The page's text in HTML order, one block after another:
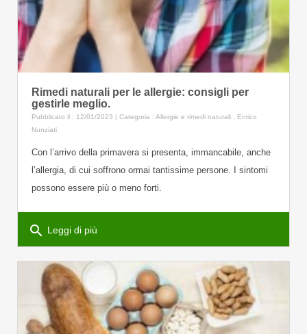
Rimedi naturali per le allergie: consigli per
gestirle meglio.
Pubblicato il : 12/01/2023 | Categoria : Allergie e rimedi naturali
Enrico
Nunziati
Con l’arrivo della primavera si presenta, immancabile, anche
l’allergia, di cui soffrono ormai tantissime persone. I sintomi
possono essere più o meno forti.
search Leggi di più